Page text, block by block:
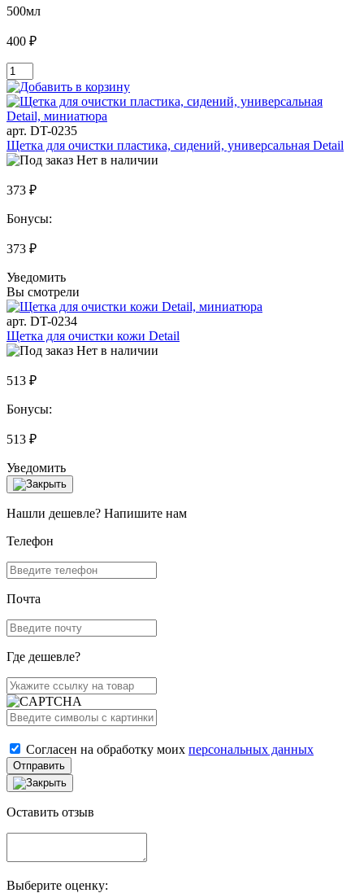
500мл
400 ₽
арт. DT-0235
Щетка для очистки пластика, сидений, универсальная Detail
Нет в наличии
373 ₽
Бонусы:
373 ₽
Уведомить
Вы смотрели
арт. DT-0234
Щетка для очистки кожи Detail
Нет в наличии
513 ₽
Бонусы:
513 ₽
Уведомить
Нашли дешевле? Напишите нам
Телефон
Почта
Где дешевле?
Согласен на обработку моих персональных данных
Отправить
Оставить отзыв
Выберите оценку: